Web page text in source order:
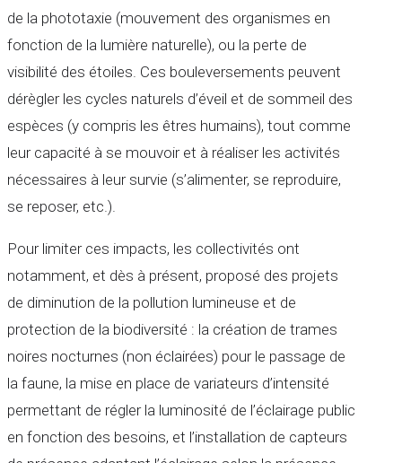
de la phototaxie (mouvement des organismes en
fonction de la lumière naturelle), ou la perte de
visibilité des étoiles. Ces bouleversements peuvent
dérègler les cycles naturels d’éveil et de sommeil des
espèces (y compris les êtres humains), tout comme
leur capacité à se mouvoir et à réaliser les activités
nécessaires à leur survie (s’alimenter, se reproduire,
se reposer, etc.).
Pour limiter ces impacts, les collectivités ont
notamment, et dès à présent, proposé des projets
de diminution de la pollution lumineuse et de
protection de la biodiversité : la création de trames
noires nocturnes (non éclairées) pour le passage de
la faune, la mise en place de variateurs d’intensité
permettant de régler la luminosité de l’éclairage public
en fonction des besoins, et l’installation de capteurs